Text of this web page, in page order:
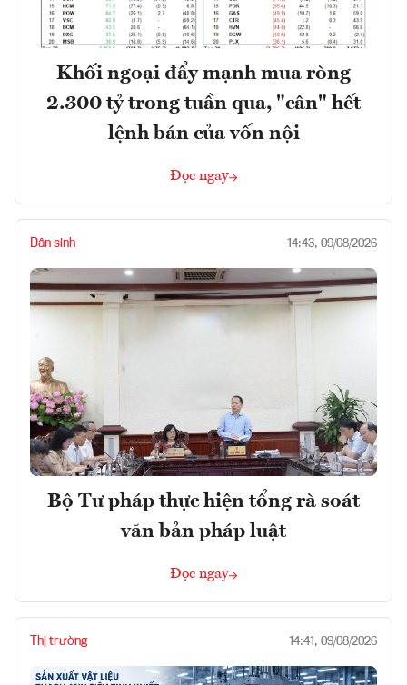
Khối ngoại đẩy mạnh mua ròng
2.300 tỷ trong tuần qua, "cân" hết
lệnh bán của vốn nội
Đọc ngay
Dân sinh 14:43, 09/08/2026
Bộ Tư pháp thực hiện tổng rà soát
văn bản pháp luật
Đọc ngay
Thị trường 14:41, 09/08/2026